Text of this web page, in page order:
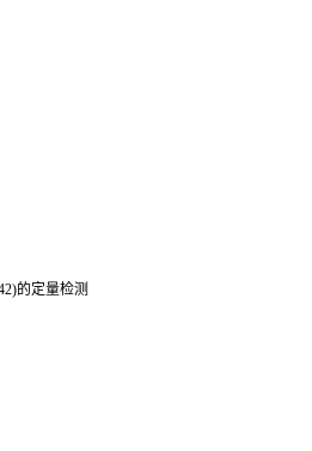
的定量检测